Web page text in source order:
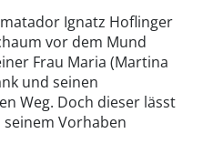
Ignatz Hoflinger
vor dem Mund
Frau Maria (Martina
und seinen
Weg. Doch dieser lässt
Vorhaben